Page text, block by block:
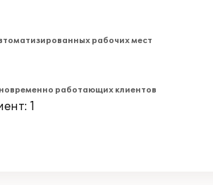
рабочих мест
работающих клиентов
1